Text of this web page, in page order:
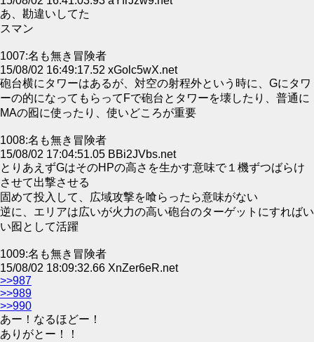
あ、勘違いしてた
スマン
1007:名も無き冒険者
15/08/02 16:49:17.52 xGolc5wX.net
砲台横にタワーはあるが、対空の射程外という時に、Gにタワ
ーの的になってもらってFで砲台とタワーを壊したり、普通に
MAの囮に使ったり、使いどころが重要
1008:名も無き冒険者
15/08/02 17:04:51.05 BBi2JVbs.net
とりあえずGはそのHPの高さを生かす意味で１機ずつばらけ
させて出撃させる
固めて投入して、広域攻撃を喰らったら意味がない
逆に、エリアは広いが火力の高い砲台のターゲットにすればい
い囮として活躍
1009:名も無き冒険者
15/08/02 18:09:32.66 XnZer6eR.net
>>987
>>989
>>990
あー！なるほどー！
ありがとー！！